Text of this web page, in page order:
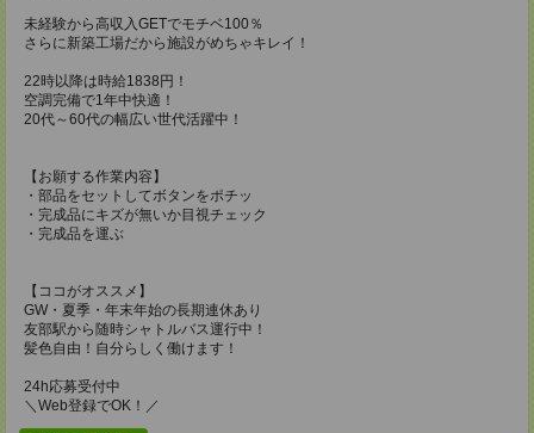
未経験から高収入GETでモチベ100％
さらに新築工場だから施設がめちゃキレイ！
22時以降は時給1838円！
空調完備で1年中快適！
20代～60代の幅広い世代活躍中！
【お願する作業内容】
・部品をセットしてボタンをポチッ
・完成品にキズが無いか目視チェック
・完成品を運ぶ
【ココがオススメ】
GW・夏季・年末年始の長期連休あり
友部駅から随時シャトルバス運行中！
髪色自由！自分らしく働けます！
24h応募受付中
＼Web登録でOK！／